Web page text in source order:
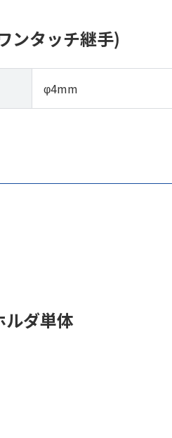
ンタッチ継手)
φ4mm
ルダ単体